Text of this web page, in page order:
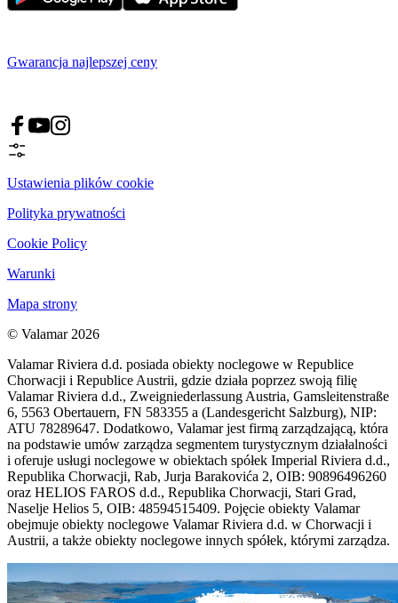
Gwarancja najlepszej ceny
Ustawienia plików cookie
Polityka prywatności
Cookie Policy
Warunki
Mapa strony
© Valamar 2026
Valamar Riviera d.d. posiada obiekty noclegowe w Republice
Chorwacji i Republice Austrii, gdzie działa poprzez swoją filię
Valamar Riviera d.d., Zweigniederlassung Austria, Gamsleitenstraße
6, 5563 Obertauern, FN 583355 a (Landesgericht Salzburg), NIP:
ATU 78289647. Dodatkowo, Valamar jest firmą zarządzającą, która
na podstawie umów zarządza segmentem turystycznym działalności
i oferuje usługi noclegowe w obiektach spółek Imperial Riviera d.d.,
Republika Chorwacji, Rab, Jurja Barakovića 2, OIB: 90896496260
oraz HELIOS FAROS d.d., Republika Chorwacji, Stari Grad,
Naselje Helios 5, OIB: 48594515409. Pojęcie obiekty Valamar
obejmuje obiekty noclegowe Valamar Riviera d.d. w Chorwacji i
Austrii, a także obiekty noclegowe innych spółek, którymi zarządza.